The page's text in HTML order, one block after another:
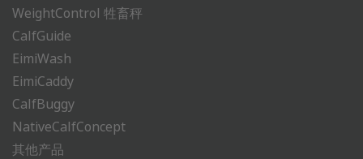
WeightControl 牲畜秤
CalfGuide
EimiWash
EimiCaddy
CalfBuggy
NativeCalfConcept
其他产品